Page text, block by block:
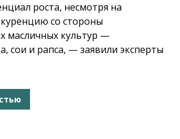
роста, несмотря на
со стороны
масличных культур —
сои и рапса, — заявили эксперты